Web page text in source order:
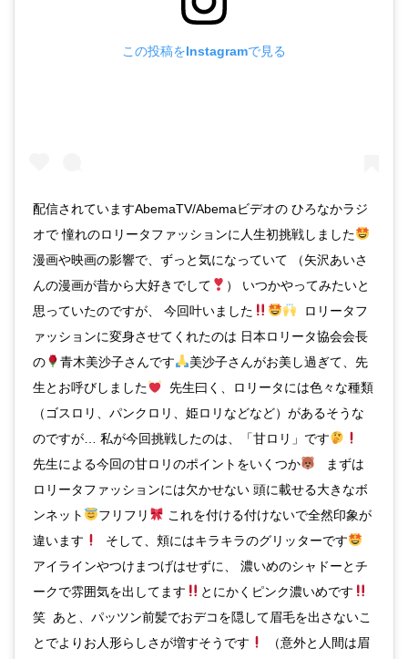
この投稿をInstagramで見る
配信されていますAbemaTV/Abemaビデオの ひろなかラジ
オで 憧れのロリータファッションに人生初挑戦しました
漫画や映画の影響で、ずっと気になっていて （矢沢あいさ
んの漫画が昔から大好きでして
） いつかやってみたいと
思っていたのですが、 今回叶いました
ロリータフ
ァッションに変身させてくれたのは 日本ロリータ協会会長
の
青木美沙子さんです
美沙子さんがお美し過ぎて、先
生とお呼びしました
先生曰く、ロリータには色々な種類
（ゴスロリ、パンクロリ、姫ロリなどなど）があるそうな
のですが… 私が今回挑戦したのは、「甘ロリ」です
先生による今回の甘ロリのポイントをいくつか
まずは
ロリータファッションには欠かせない 頭に載せる大きなボ
ンネット
フリフリ
これを付ける付けないで全然印象が
違います
そして、頬にはキラキラのグリッターです
アイラインやつけまつげはせずに、 濃いめのシャドーとチ
ークで雰囲気を出してます
とにかくピンク濃いめです
笑 あと、パッツン前髪でおデコを隠して眉毛を出さないこ
とでよりお人形らしさが増すそうです
（意外と人間は眉